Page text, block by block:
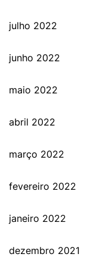
julho 2022
junho 2022
maio 2022
abril 2022
março 2022
fevereiro 2022
janeiro 2022
dezembro 2021